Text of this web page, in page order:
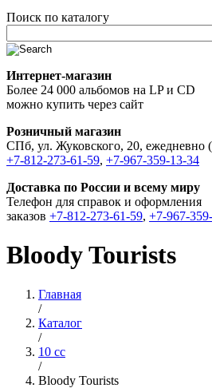
Поиск по каталогу
Интернет-магазин
Более 24 000 альбомов на LP и CD
можно купить через сайт
Розничный магазин
СПб, ул. Жуковского, 20, ежедневно
+7-812-273-61-59, +7-967-359-13-34
Доставка по России и всему миру
Телефон для справок и оформления
заказов +7-812-273-61-59, +7-967-
Bloody Tourists
Главная
/
Каталог
/
10 cc
/
Bloody Tourists